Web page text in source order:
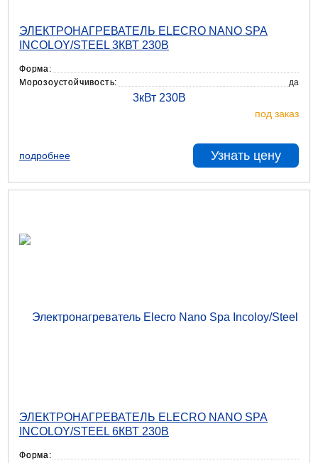
ЭЛЕКТРОНАГРЕВАТЕЛЬ ELECRO NANO SPA
INCOLOY/STEEL 3КВТ 230В
Форма:
Морозоустойчивость:
да
под заказ
подробнее Узнать цену
ЭЛЕКТРОНАГРЕВАТЕЛЬ ELECRO NANO SPA
INCOLOY/STEEL 6КВТ 230В
Форма: